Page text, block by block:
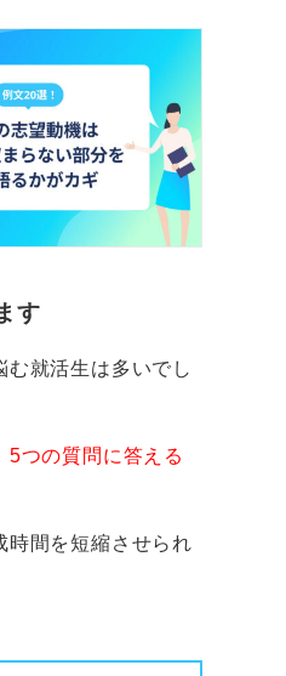
」を掘り下げ
のか」を振り
志望理由にな
す
就活生は多いでし
5つの質問に答える
時間を短縮させられ